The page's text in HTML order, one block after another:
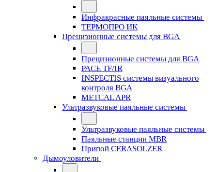
Инфракрасные паяльные системы
ТЕРМОПРО ИК
Прецизионные системы для BGA
Прецизионные системы для BGA
PACE TF/IR
INSPECTIS системы визуального
контроля BGA
METCAL APR
Ультразвуковые паяльные системы
Ультразвуковые паяльные системы
Паяльные станции MBR
Припой CERASOLZER
Дымоуловители